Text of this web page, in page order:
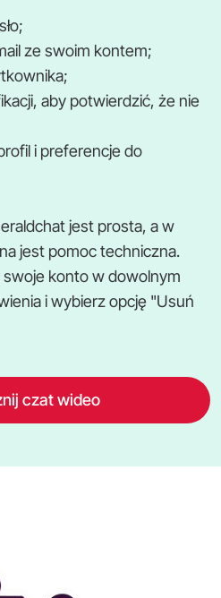
ze swoim kontem;
aby potwierdzić, że nie
i preferencje do
jest prosta, a w
jest pomoc techniczna.
konto w dowolnym
i wybierz opcję "Usuń
czat wideo